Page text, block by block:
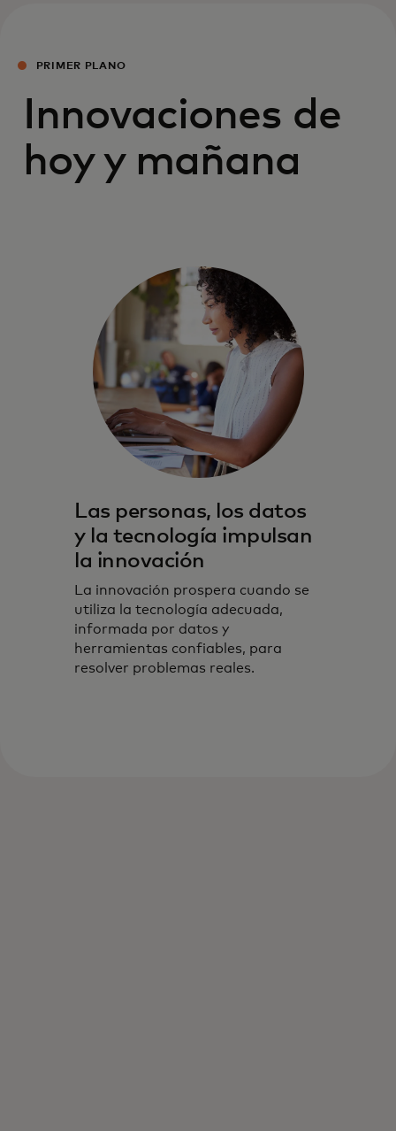
PRIMER PLANO
Innovaciones de
hoy y mañana
Las personas, los datos
y la tecnología impulsan
la innovación
La innovación prospera cuando se
utiliza la tecnología adecuada,
informada por datos y
herramientas confiables, para
resolver problemas reales.